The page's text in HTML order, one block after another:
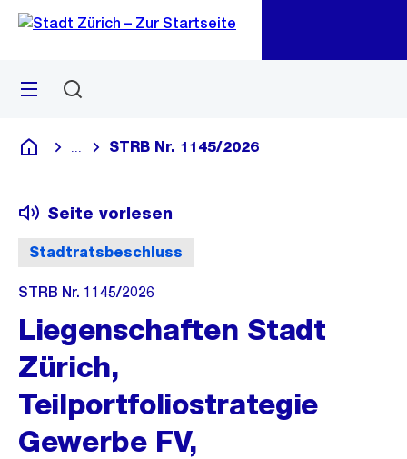
Navigation
Sprunglink
Menü
Deutsch
Blende alle Breadcrumbs ein
STRB Nr. 1145/2026
Stadtratsbeschluss
Seite vorlesen
STRB Nr. 1145/2026
Liegenschaften Stadt
Zürich,
Teilportfoliostrategie
Gewerbe FV,